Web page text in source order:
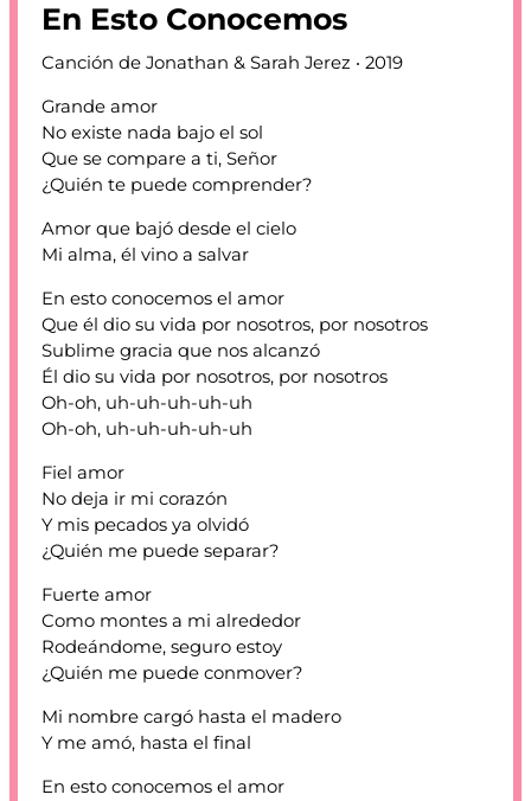
En Esto Conocemos
Canción de Jonathan & Sarah Jerez ‧ 2019
Grande amor
No existe nada bajo el sol
Que se compare a ti, Señor
¿Quién te puede comprender?
Amor que bajó desde el cielo
Mi alma, él vino a salvar
En esto conocemos el amor
Que él dio su vida por nosotros, por nosotros
Sublime gracia que nos alcanzó
Él dio su vida por nosotros, por nosotros
Oh-oh, uh-uh-uh-uh-uh
Oh-oh, uh-uh-uh-uh-uh
Fiel amor
No deja ir mi corazón
Y mis pecados ya olvidó
¿Quién me puede separar?
Fuerte amor
Como montes a mi alrededor
Rodeándome, seguro estoy
¿Quién me puede conmover?
Mi nombre cargó hasta el madero
Y me amó, hasta el final
En esto conocemos el amor